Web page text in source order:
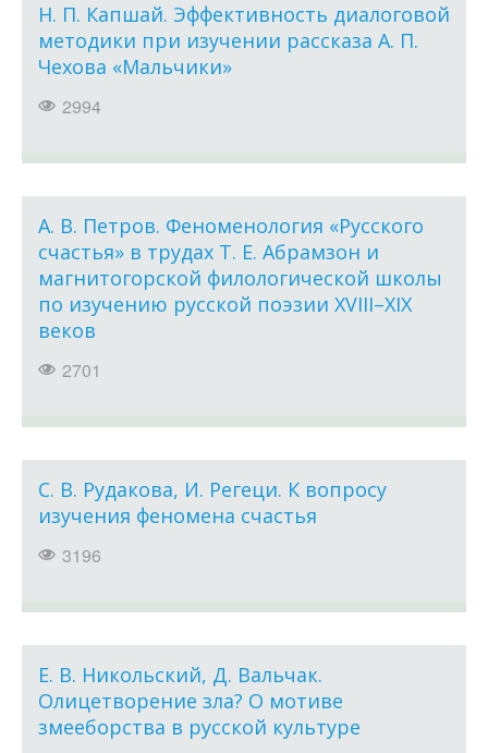
Н. П. Капшай. Эффективность диалоговой
методики при изучении рассказа А. П.
Чехова «Мальчики»
2994
А. В. Петров. Феноменология «Русского
счастья» в трудах Т. Е. Абрамзон и
магнитогорской филологической школы
по изучению русской поэзии XVIII–XIX
веков
2701
С. В. Рудакова, И. Регеци. К вопросу
изучения феномена счастья
3196
Е. В. Никольский, Д. Вальчак.
Олицетворение зла? О мотиве
змееборства в русской культуре